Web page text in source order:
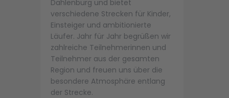
Dahlenburg und bietet
verschiedene Strecken für Kinder,
Einsteiger und ambitionierte
Läufer. Jahr für Jahr begrüßen wir
zahlreiche Teilnehmerinnen und
Teilnehmer aus der gesamten
Region und freuen uns über die
besondere Atmosphäre entlang
der Strecke.